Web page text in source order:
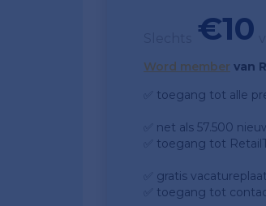
€10
Word member van
✅ toegang tot alle
✅ net als 57.500
✅ toegang tot
✅ gratis
✅ toegang tot